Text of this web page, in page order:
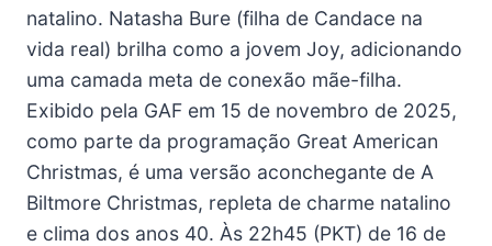
natalino. Natasha Bure (filha de Candace na
vida real) brilha como a jovem Joy, adicionando
uma camada meta de conexão mãe-filha.
Exibido pela GAF em 15 de novembro de 2025,
como parte da programação Great American
Christmas, é uma versão aconchegante de A
Biltmore Christmas, repleta de charme natalino
e clima dos anos 40. Às 22h45 (PKT) de 16 de